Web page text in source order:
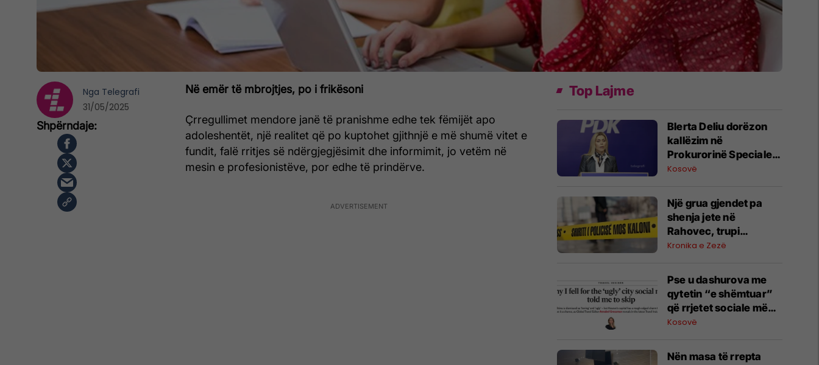
Në emër të mbrojtjes, po i frikësoni
Çrregullimet mendore janë të pranishme edhe tek fëmijët apo
adoleshentët, një realitet që po kuptohet gjithnjë e më shumë vitet e
fundit, falë rritjes së ndërgjegjësimit dhe informimit, jo vetëm në
mesin e profesionistëve, por edhe të prindërve.
Nga Telegrafi
31/05/2025
Top Lajme
Blerta Deliu dorëzon
kallëzim në
Prokurorinë Speciale
për profilin “Lule Gjeli”
Kosovë
Një grua gjendet pa
shenja jete në
Rahovec, trupi
dërgohet për
Kronika e Zezë
Pse u dashurova me
qytetin “e shëmtuar”
që rrjetet sociale më
këshilluan ta
Kosovë
Nën masa të rrepta